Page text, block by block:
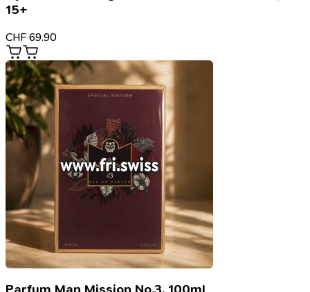
15+
CHF 69.90
Parfum Man Mission No.3, 100ml